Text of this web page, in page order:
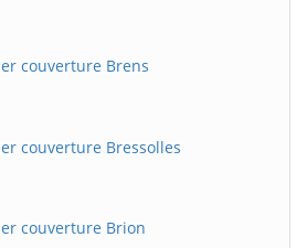
couverture Brens
couverture Bressolles
couverture Brion